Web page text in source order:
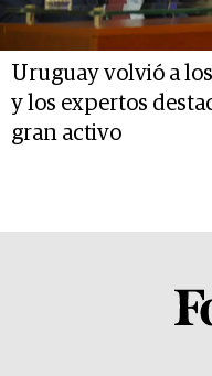
Uruguay volvió a
y los expertos
gran activo